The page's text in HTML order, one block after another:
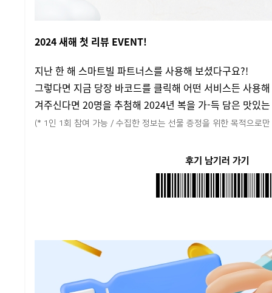
2024 새해 첫 리뷰 EVENT!
지난 한 해 스마트빌 파트너스를 사용해 보셨다구요?!
그렇다면 지금 당장 바코드를 클릭해 어떤 서비스든 사용
겨주신다면 20명을 추첨해 2024년 복을 가-득 담은 맛있
(* 1인 1회 참여 가능 / 수집한 정보는 선물 증정을 위한 목적으로만